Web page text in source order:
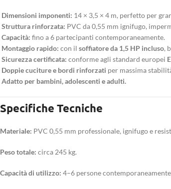
Dimensioni imponenti: 14 × 3,5 × 4 m, perfetto per
Struttura rinforzata: PVC da 0,55 mm ignifugo,
Capacità: fino a 6 partecipanti contemporaneamente.
Montaggio rapido: con il soffiatore da 1,5 HP incluso,
Sicurezza certificata: conforme agli standard europei
Doppie cuciture e bordi rinforzati per massima
Adatto per bambini, adolescenti e adulti.
Specifiche Tecniche
Materiale: PVC 0,55 mm professionale, ignifugo e
Peso totale: circa 245 kg.
Capacità di utilizzo: 4–6 persone